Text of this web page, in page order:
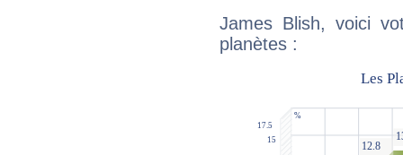
James Blish, voici
planètes :